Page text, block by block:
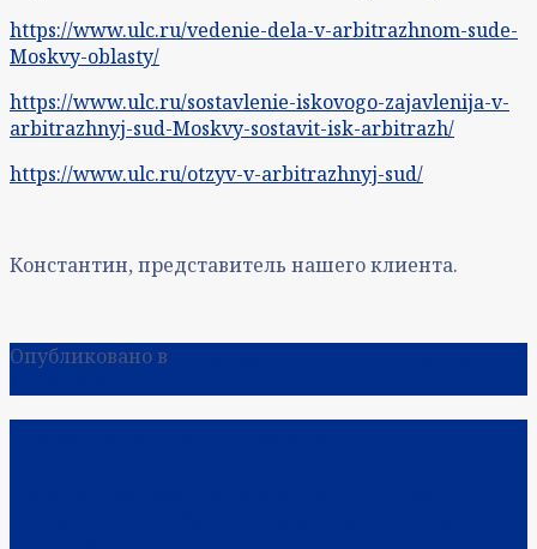
https://www.ulc.ru/vedenie-dela-v-arbitrazhnom-sude-
Moskvy-oblasty/
https://www.ulc.ru/sostavlenie-iskovogo-zajavlenija-v-
arbitrazhnyj-sud-Moskvy-sostavit-isk-arbitrazh/
https://www.ulc.ru/otzyv-v-arbitrazhnyj-sud/
Константин, представитель нашего клиента.
Опубликовано в